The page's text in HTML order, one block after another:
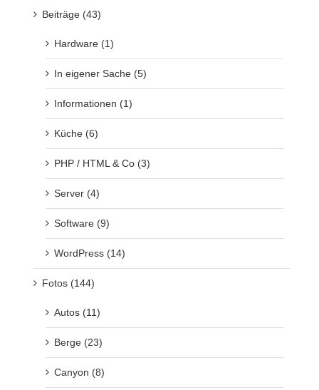
Beiträge (43)
Hardware (1)
In eigener Sache (5)
Informationen (1)
Küche (6)
PHP / HTML & Co (3)
Server (4)
Software (9)
WordPress (14)
Fotos (144)
Autos (11)
Berge (23)
Canyon (8)